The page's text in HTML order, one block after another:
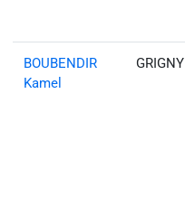
BOUBENDIR
Kamel
GRIGNY